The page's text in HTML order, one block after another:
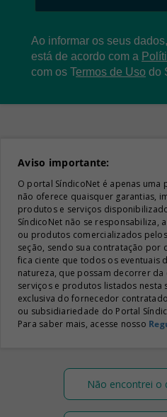
Ao informar os seus
está de acordo com a
com os Termos de Uso do
Aviso importante:
O portal SíndicoNet é apenas
não oferece quaisquer garantias,
produtos e serviços
SíndicoNet não se responsabiliza,
ou produtos comercializados
seção, sendo sua contratação por
fica ciente que todos os eventuais
natureza, que possam decorrer
serviços e produtos listados nesta
exclusiva do fornecedor
ou subsidiariedade do Portal
Para saber mais, acesse nosso
Não encontrei o